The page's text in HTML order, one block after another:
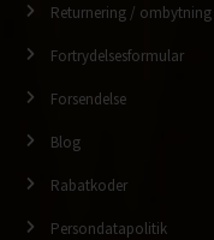
Returnering / ombytning
Fortrydelsesformular
Forsendelse
Blog
Rabatkoder
Persondatapolitik